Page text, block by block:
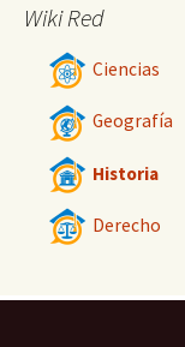
Wiki Red
Ciencias
Geografía
Historia
Derecho